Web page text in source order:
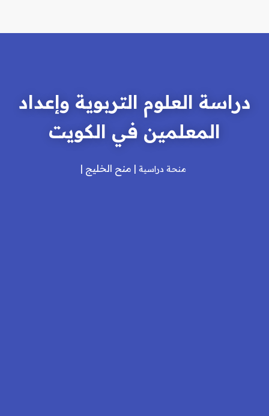
دراسة العلوم التربوية وإعداد
المعلمين في الكويت
منحة دراسية منح الخليج